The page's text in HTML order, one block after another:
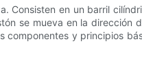
Consisten en un barril
se mueva en la dirección
y principios